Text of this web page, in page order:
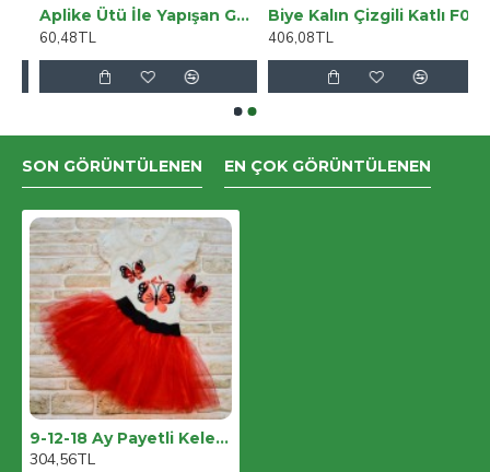
Aplike Ütü İle Yapışan Gül Büyük Arma 15x5 Cm
60,48TL
Biye Kalın Çizgili Katlı F04 Lacivert 2 Cm 25 Metre %65 Koton %35 Polyester
406,08TL
SON GÖRÜNTÜLENEN EN ÇOK GÖRÜNTÜLENEN
9-12-18 Ay Payetli Kelebek Nakışlı Taçlı Kısa Kollu Tütü Etek 3lü Kız Bebek Takımı
304,56TL